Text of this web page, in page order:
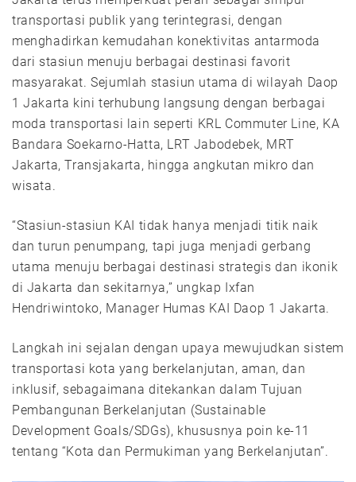
transportasi publik yang terintegrasi, dengan
menghadirkan kemudahan konektivitas antarmoda
dari stasiun menuju berbagai destinasi favorit
masyarakat. Sejumlah stasiun utama di wilayah Daop
1 Jakarta kini terhubung langsung dengan berbagai
moda transportasi lain seperti KRL Commuter Line, KA
Bandara Soekarno-Hatta, LRT Jabodebek, MRT
Jakarta, Transjakarta, hingga angkutan mikro dan
wisata.
“Stasiun-stasiun KAI tidak hanya menjadi titik naik
dan turun penumpang, tapi juga menjadi gerbang
utama menuju berbagai destinasi strategis dan ikonik
di Jakarta dan sekitarnya,” ungkap Ixfan
Hendriwintoko, Manager Humas KAI Daop 1 Jakarta.
Langkah ini sejalan dengan upaya mewujudkan sistem
transportasi kota yang berkelanjutan, aman, dan
inklusif, sebagaimana ditekankan dalam Tujuan
Pembangunan Berkelanjutan (Sustainable
Development Goals/SDGs), khususnya poin ke-11
tentang “Kota dan Permukiman yang Berkelanjutan”.